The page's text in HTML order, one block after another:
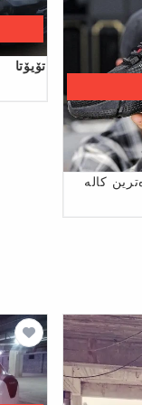
کالە
تۆیۆتا